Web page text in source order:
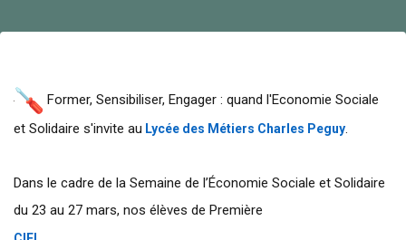
Former, Sensibiliser, Engager : quand l'Economie Sociale
et Solidaire s'invite au Lycée des Métiers Charles Peguy.
Dans le cadre de la Semaine de l’Économie Sociale et Solidaire
du 23 au 27 mars, nos élèves de Première